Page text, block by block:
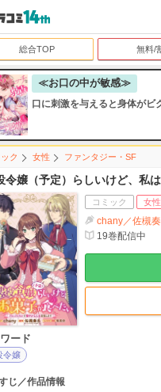
総合TOP 無料/
≪お口の中が敏感≫
口に刺激を与えると身体が
ク 女性 ファンタジー・SF
令嬢（予定）らしいけど、私
コミック 女性
chany／佐槻
19巻配信中
ード
令嬢
じ／作品情報